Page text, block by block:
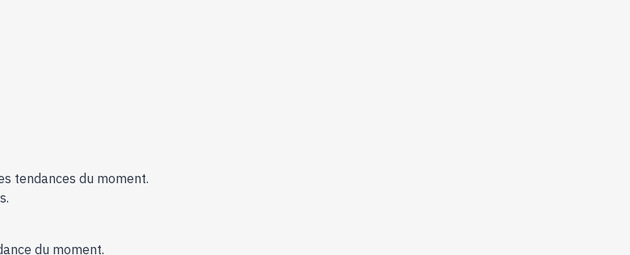
tendances du moment.
du moment.